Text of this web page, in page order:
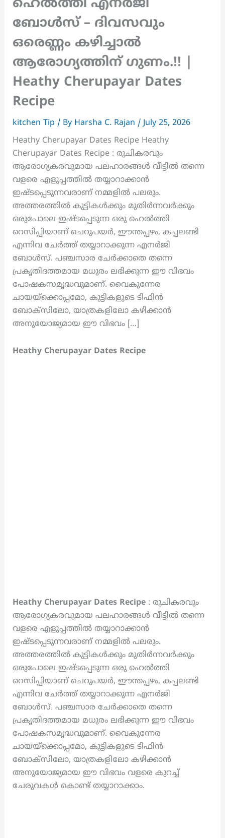
ഹെൽത്തി എനർജി
ബോൾസ് – ദിവസവും
ഒരെണ്ണം കഴിച്ചാൽ
ആരോഗ്യത്തിന് ഗുണം.!! |
Heathy Cherupayar Dates
Recipe
kitchen Tip / By Harsha C. Rajan / July 25, 2026
Heathy Cherupayar Dates Recipe Heathy
Cherupayar Dates Recipe : രുചികരവും
ആരോഗ്യകരവുമായ പലഹാരങ്ങൾ വീട്ടിൽ തന്നെ
വളരെ എളുപ്പത്തിൽ തയ്യാറാക്കാൻ
ഇഷ്ടപ്പെടുന്നവരാണ് നമ്മളിൽ പലരും.
അത്തരത്തിൽ കുട്ടികൾക്കും മുതിർന്നവർക്കും
ഒരുപോലെ ഇഷ്ടപ്പെടുന്ന ഒരു ഹെൽത്തി
റെസിപ്പിയാണ് ചെറുപയർ, ഈന്തപ്പഴം, കപ്പലണ്ടി
എന്നിവ ചേർത്ത് തയ്യാറാക്കുന്ന എനർജി
ബോൾസ്. പഞ്ചസാര ചേർക്കാതെ തന്നെ
പ്രകൃതിദത്തമായ മധുരം ലഭിക്കുന്ന ഈ വിഭവം
പോഷകസമൃദ്ധവുമാണ്. വൈകുന്നേര
ചായയ്ക്കൊപ്പമോ, കുട്ടികളുടെ ടിഫിൻ
ബോക്സിലോ, യാത്രകളിലോ കഴിക്കാൻ
അനുയോജ്യമായ ഈ വിഭവം […]
Heathy Cherupayar Dates Recipe
Heathy Cherupayar Dates Recipe : രുചികരവും
ആരോഗ്യകരവുമായ പലഹാരങ്ങൾ വീട്ടിൽ തന്നെ
വളരെ എളുപ്പത്തിൽ തയ്യാറാക്കാൻ
ഇഷ്ടപ്പെടുന്നവരാണ് നമ്മളിൽ പലരും.
അത്തരത്തിൽ കുട്ടികൾക്കും മുതിർന്നവർക്കും
ഒരുപോലെ ഇഷ്ടപ്പെടുന്ന ഒരു ഹെൽത്തി
റെസിപ്പിയാണ് ചെറുപയർ, ഈന്തപ്പഴം, കപ്പലണ്ടി
എന്നിവ ചേർത്ത് തയ്യാറാക്കുന്ന എനർജി
ബോൾസ്. പഞ്ചസാര ചേർക്കാതെ തന്നെ
പ്രകൃതിദത്തമായ മധുരം ലഭിക്കുന്ന ഈ വിഭവം
പോഷകസമൃദ്ധവുമാണ്. വൈകുന്നേര
ചായയ്ക്കൊപ്പമോ, കുട്ടികളുടെ ടിഫിൻ
ബോക്സിലോ, യാത്രകളിലോ കഴിക്കാൻ
അനുയോജ്യമായ ഈ വിഭവം വളരെ കുറച്ച്
ചേരുവകൾ കൊണ്ട് തയ്യാറാക്കാം.